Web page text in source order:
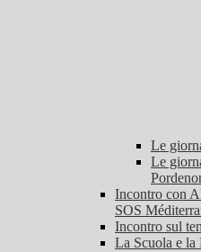
Le
Le
Incontro con
SOS
Incontro sul
La Scuola e la